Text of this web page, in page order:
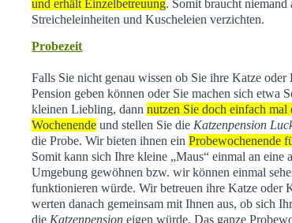
und erhält Einzelbetreuung. Somit braucht niemand
Streicheleinheiten und Kuscheleien verzichten.
Probezeit
Falls Sie nicht genau wissen ob Sie ihre Katze oder
Pension geben können oder Sie machen sich etwa
kleinen Liebling, dannnutzen Sie doch einfach mal
Wochenende und stellen Sie die Katzenpension
die Probe. Wir bieten ihnen einProbewochenende
Somit kann sich Ihre kleine „Maus“ einmal an eine
Umgebung gewöhnen bzw. wir können einmal
funktionieren würde. Wir betreuen ihre Katze oder
werten danach gemeinsam mit Ihnen aus, ob sich
die Katzenpension eigen würde. Das ganze